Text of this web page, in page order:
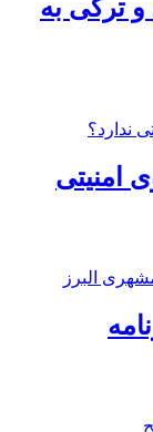
ترکی به
امنیتی